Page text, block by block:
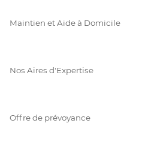
Maintien et Aide à Domicile
Nos Aires d'Expertise
Offre de prévoyance